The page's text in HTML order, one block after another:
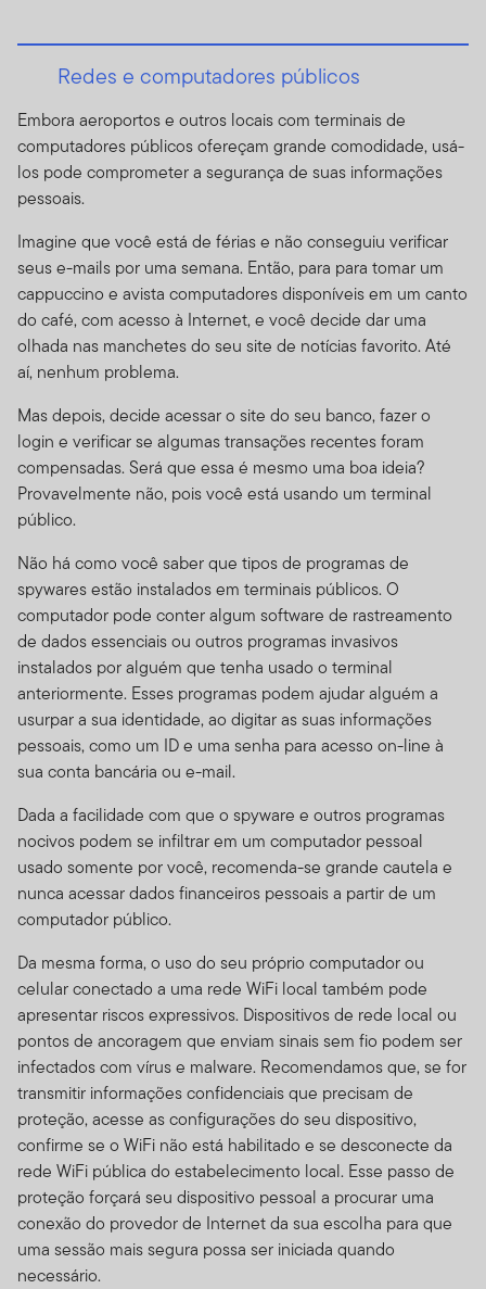
Redes e computadores públicos
Embora aeroportos e outros locais com terminais de
computadores públicos ofereçam grande comodidade, usá-
los pode comprometer a segurança de suas informações
pessoais.
Imagine que você está de férias e não conseguiu verificar
seus e-mails por uma semana. Então, para para tomar um
cappuccino e avista computadores disponíveis em um canto
do café, com acesso à Internet, e você decide dar uma
olhada nas manchetes do seu site de notícias favorito. Até
aí, nenhum problema.
Mas depois, decide acessar o site do seu banco, fazer o
login e verificar se algumas transações recentes foram
compensadas. Será que essa é mesmo uma boa ideia?
Provavelmente não, pois você está usando um terminal
público.
Não há como você saber que tipos de programas de
spywares estão instalados em terminais públicos. O
computador pode conter algum software de rastreamento
de dados essenciais ou outros programas invasivos
instalados por alguém que tenha usado o terminal
anteriormente. Esses programas podem ajudar alguém a
usurpar a sua identidade, ao digitar as suas informações
pessoais, como um ID e uma senha para acesso on-line à
sua conta bancária ou e-mail.
Dada a facilidade com que o spyware e outros programas
nocivos podem se infiltrar em um computador pessoal
usado somente por você, recomenda-se grande cautela e
nunca acessar dados financeiros pessoais a partir de um
computador público.
Da mesma forma, o uso do seu próprio computador ou
celular conectado a uma rede WiFi local também pode
apresentar riscos expressivos. Dispositivos de rede local ou
pontos de ancoragem que enviam sinais sem fio podem ser
infectados com vírus e malware. Recomendamos que, se for
transmitir informações confidenciais que precisam de
proteção, acesse as configurações do seu dispositivo,
confirme se o WiFi não está habilitado e se desconecte da
rede WiFi pública do estabelecimento local. Esse passo de
proteção forçará seu dispositivo pessoal a procurar uma
conexão do provedor de Internet da sua escolha para que
uma sessão mais segura possa ser iniciada quando
necessário.
Franklin Templeton ou de qualquer outros terceiros
(companhias não afiliadas a nós) que estejam
disponíveis nesse Site. O seu uso desse Site é
governado pela versão dos Termos de Uso válidos na
data do acesso ao Site feito por você. Nós nos
reservamos o direito de mudar os Termos de Uso do
Site a qualquer momento, sem aviso prévio. A data da
emenda/alteração estará exibida no Índice de
Conteúdo. Se você usar o Site depois dos Termos de
Uso acrescentados serem postados, estará pressuposto
que concordou com os Termos de Uso, conforme
corrigido.
Responsabilidade do Site
Esse Site é provido como um serviço, e para fins
exclusivamente de informação, pela Templeton Global
Advisors Distributors, Ltd. ("TGAL" ou "Nós") – não é
mantido pelos Fundos da Franklin. A Franklin
Resources, Inc. [NYSE: BEN] é uma organização de
investimento global que opera como Franklin
Templeton Investments. Através de várias entidades da
Franklin Templeton, a Franklin Templeton Investments
provê investimento nos Estados Unidos e globalmente
a acionistas, bem como serviços do tipo Franklin,
Templeton and Franklin Mutual Series Funds e contas
institucionais, bem como contas de serviço de
gerenciamento separadas.
Informações para certos
negociadores qualificados
e autorizados, consultores
e investidores
Este site é destinado a certos sub-distribuidores
autorizados que tenham clientes que residam fora dos
Estados Unidos e tenham investimentos nos produtos
da Franklin Templeton, bem como investidores dos
produtos Franklin Templeton que também residam fora
dos EUA, e também certos consultores profissionais
qualificados.Este website não é de forma alguma
destinado a investidores residentes nos Estados
Unidos.Se você for um investidor norte-americano, por
favor visite nosso outro website,
www.franklintempleton.com, para assistência com
produtos e serviços legalmente disponíveis nos EUA.